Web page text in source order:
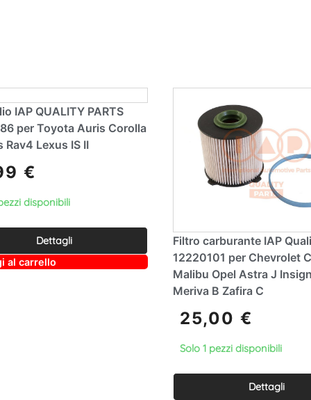
IAP QUALITY PARTS
per Toyota Auris Corolla
Rav4 Lexus IS II
€
disponibili
Dettagli
al carrello
lt
Filtro carburante IAP
12220101 per Chevrolet
Malibu Opel Astra J
Meriva B Zafira C
25,00 €
Solo 1 pezzi disponibili
Dettagli